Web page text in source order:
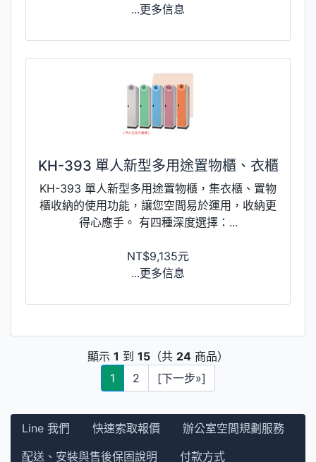
...更多信息
KH-393 單人新型多用途置物櫃、衣櫃
KH-393 單人新型多用途置物櫃，集衣櫃、置物
櫃收納的使用功能，讓您空間易於運用，收納更
得心應手。 有四種深度選擇：...
NT$9,135元
...更多信息
顯示 1 到 15 （共 24 商品）
1
2 [下一步»]
Line 我們 快速索取報價
辦公室空間規劃服務
配送、安裝與售後保固說明
付款方式